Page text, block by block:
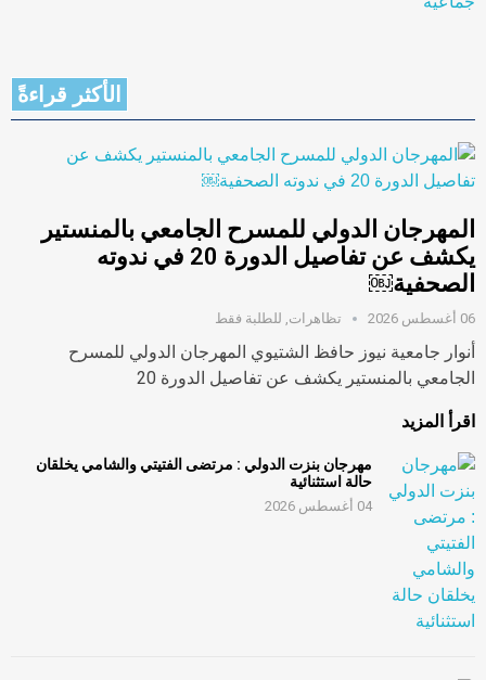
الأكثر قراءةً
المهرجان الدولي للمسرح الجامعي بالمنستير
يكشف عن تفاصيل الدورة 20 في ندوته
الصحفية￼
06 أغسطس 2026 تظاهرات للطلبة فقط
أنوار جامعية نيوز حافظ الشتيوي المهرجان الدولي للمسرح
الجامعي بالمنستير يكشف عن تفاصيل الدورة 20
اقرأ المزيد
مهرجان بنزت الدولي : مرتضى الفتيتي والشامي يخلقان
حالة استثنائية
04 أغسطس 2026